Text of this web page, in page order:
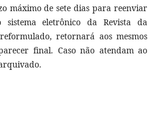
máximo de sete dias para reenviar
eletrônico da Revista da
retornará aos mesmos
final. Caso não atendam ao